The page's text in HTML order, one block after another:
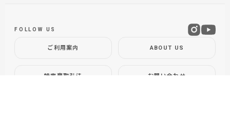
ご利用案内 ABOUT US
特定商取引法 お問い合わせ
FOLLOW US